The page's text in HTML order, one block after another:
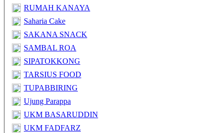
RUMAH KANAYA
Saharia Cake
SAKANA SNACK
SAMBAL ROA
SIPATOKKONG
TARSIUS FOOD
TUPABBIRING
Ujung Parappa
UKM BASARUDDIN
UKM FADFARZ